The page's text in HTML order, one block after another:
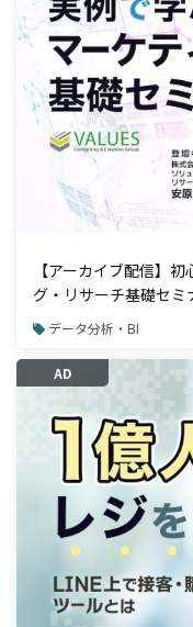
【アーカイブ配信】
グ・リサーチ基礎セミ
データ分析・BI
AD